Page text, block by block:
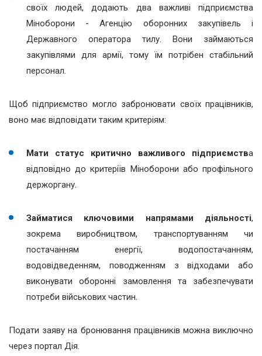
своїх людей, додають два важливі підприємства
Міноборони - Агенцію оборонних закупівель і
Державного оператора тилу. Вони займаються
закупівлями для армії, тому їм потрібен стабільний
персонал.
Щоб підприємство могло забронювати своїх працівників,
воно має відповідати таким критеріям:
Мати статус критично важливого підприємства
відповідно до критеріїв Міноборони або профільного
держоргану.
Займатися ключовими напрямами діяльності,
зокрема виробництвом, транспортуванням чи
постачанням енергії, водопостачанням,
водовідведенням, поводженням з відходами або
виконувати оборонні замовлення та забезпечувати
потреби військових частин.
Подати заяву на бронювання працівників можна виключно
через портал Дія.